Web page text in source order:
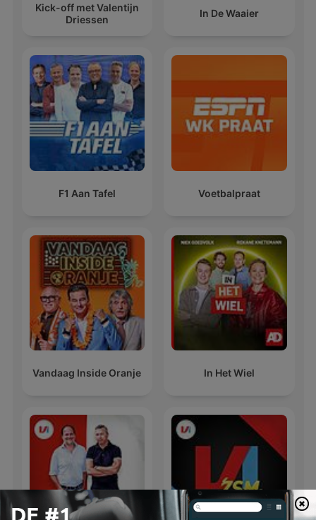
Kick-off met Valentijn
Driessen
In De Waaier
F1 Aan Tafel Voetbalpraat
Vandaag Inside Oranje In Het Wiel